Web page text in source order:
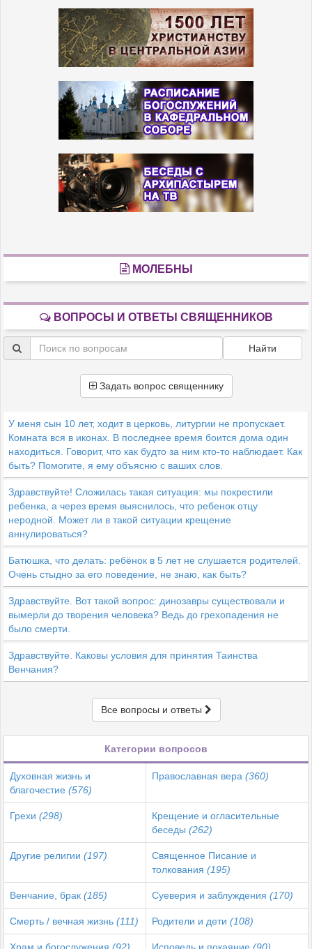
МОЛЕБНЫ
ВОПРОСЫ И ОТВЕТЫ СВЯЩЕННИКОВ
Найти
Задать вопрос священнику
У меня сын 10 лет, ходит в церковь, литургии не пропускает.
Комната вся в иконах. В последнее время боится дома один
находиться. Говорит, что как будто за ним кто-то наблюдает. Как
быть? Помогите, я ему объясню с ваших слов.
Здравствуйте! Сложилась такая ситуация: мы покрестили
ребенка, а через время выяснилось, что ребенок отцу
неродной. Может ли в такой ситуации крещение
аннулироваться?
Батюшка, что делать: ребёнок в 5 лет не слушается родителей.
Очень стыдно за его поведение, не знаю, как быть?
Здравствуйте. Вот такой вопрос: динозавры существовали и
вымерли до творения человека? Ведь до грехопадения не
было смерти.
Здравствуйте. Каковы условия для принятия Таинства
Венчания?
Все вопросы и ответы
Категории вопросов
Духовная жизнь и
благочестие (576)
Православная вера (360)
Грехи (298)
Крещение и огласительные
беседы (262)
Другие религии (197)
Священное Писание и
толкования (195)
Венчание, брак (185) Суеверия и заблуждения (170)
Смерть / вечная жизнь (111) Родители и дети (108)